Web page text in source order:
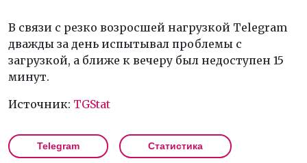
В связи с резко возросшей нагрузкой Telegram
дважды за день испытывал проблемы с
загрузкой, а ближе к вечеру был недоступен 15
минут.
Источник: TGStat
Telegram Статистика